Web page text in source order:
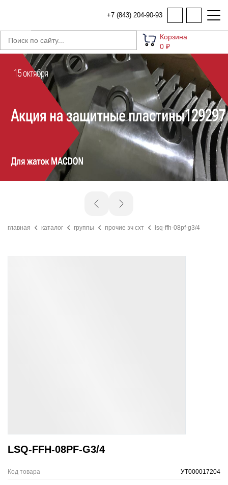
+7 (843) 204-90-93
Корзина
0 ₽
главная каталог группы прочие зч схт lsq-ffh-08pf-g3/4
LSQ-FFH-08PF-G3/4
Код товара УТ000017204